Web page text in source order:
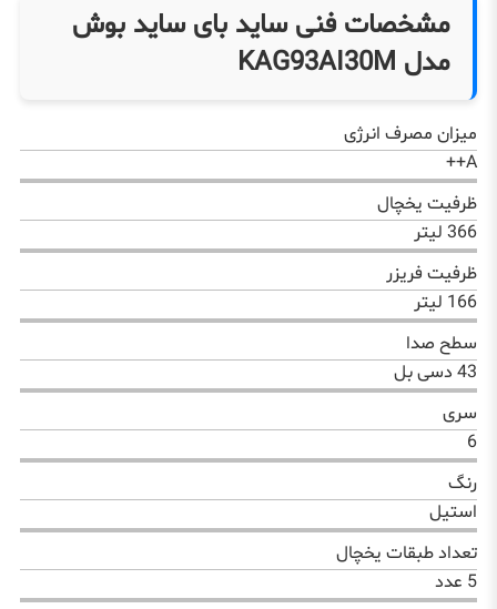
مشخصات فنی ساید بای ساید بوش
مدل KAG93AI30M
میزان مصرف انرژی
A++
ظرفیت یخچال
366 لیتر
ظرفیت فریزر
166 لیتر
سطح صدا
43 دسی بل
سری
6
رنگ
استیل
تعداد طبقات یخچال
5 عدد